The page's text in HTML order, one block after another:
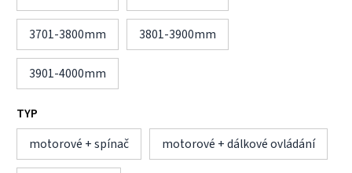
3701-3800mm 3801-3900mm
3901-4000mm
TYP
motorové + spínač
motorové + dálkové ovládání